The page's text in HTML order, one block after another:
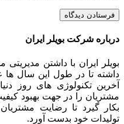
فرستادن دیدگاه
درباره شرکت بویلر ایران
بویلر ایران با داشتن
داشته تا در طول این سال ها
آخرین تکنولوژی های روز
مشتریان را در جهت بهبود
بکار گیرد تا رضایت
تولیدات خود بدست آورد.